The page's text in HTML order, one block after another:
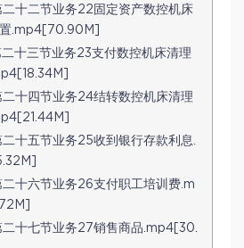
十二节业务22固定资产数控机床
.mp4[70.90M]
十三节业务23支付数控机床清理
十四节业务24结转数控机床清理
十五节业务25收到银行存款利息.
十六节业务26支付职工培训费.m
二十七节业务27销售商品.mp4[30.